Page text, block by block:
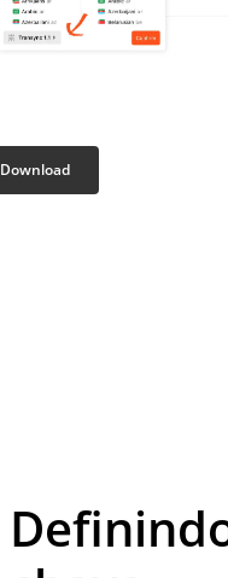
Download